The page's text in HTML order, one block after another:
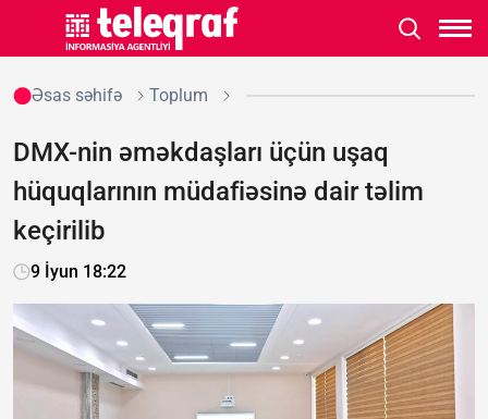
Əsas səhifə Toplum
DMX-nin əməkdaşları üçün uşaq
hüquqlarının müdafiəsinə dair təlim
keçirilib
9 İyun 18:22